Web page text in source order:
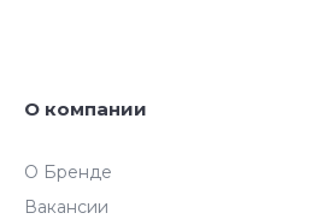
О компании
О Бренде
Вакансии